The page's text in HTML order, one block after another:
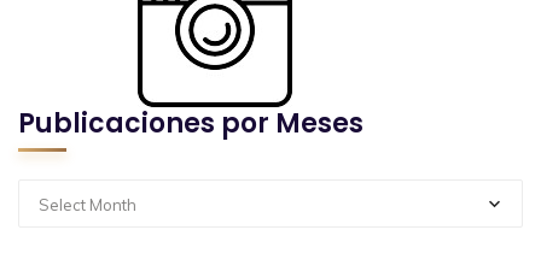
Publicaciones por Meses
Select Month